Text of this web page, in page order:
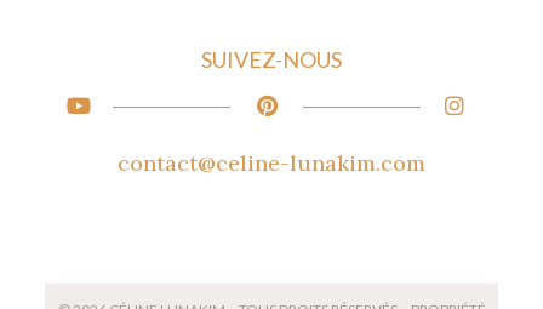
SUIVEZ-NOUS
contact@celine-lunakim.com